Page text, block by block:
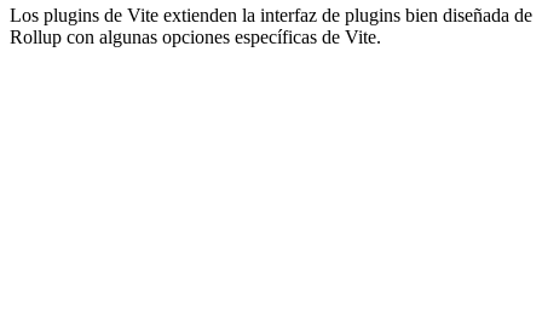
Los plugins de Vite extienden la interfaz de plugins bien diseñada de
Rollup con algunas opciones específicas de Vite.